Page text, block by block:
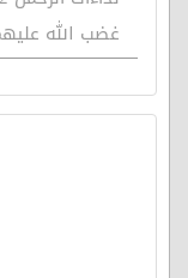
غضب الله